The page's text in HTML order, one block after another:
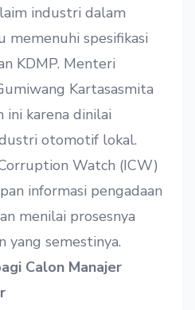
industri dalam
memenuhi spesifikasi
KDMP. Menteri
Kartasasmita
ini karena dinilai
otomotif lokal.
Watch (ICW)
informasi pengadaan
menilai prosesnya
yang semestinya.
Calon Manajer